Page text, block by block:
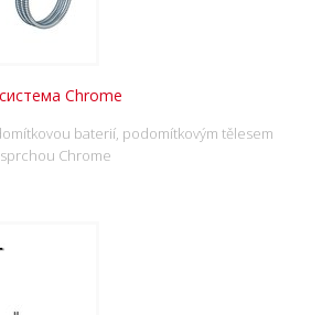
Chrome
baterií, podomítkovým tělesem
Chrome